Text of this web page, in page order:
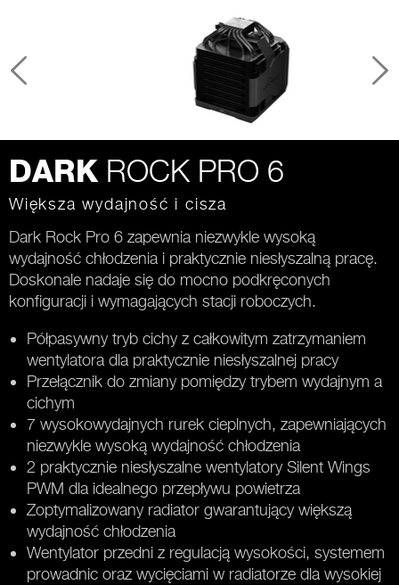
DARK ROCK PRO 6
Większa wydajność i cisza
Dark Rock Pro 6 zapewnia niezwykle wysoką
wydajność chłodzenia i praktycznie niesłyszalną pracę.
Doskonale nadaje się do mocno podkręconych
konfiguracji i wymagających stacji roboczych.
Półpasywny tryb cichy z całkowitym zatrzymaniem
wentylatora dla praktycznie niesłyszalnej pracy
Przełącznik do zmiany pomiędzy trybem wydajnym a
cichym
7 wysokowydajnych rurek cieplnych, zapewniających
niezwykle wysoką wydajność chłodzenia
2 praktycznie niesłyszalne wentylatory Silent Wings
PWM dla idealnego przepływu powietrza
Zoptymalizowany radiator gwarantujący większą
wydajność chłodzenia
Wentylator przedni z regulacją wysokości, systemem
prowadnic oraz wycięciami w radiatorze dla wysokiej